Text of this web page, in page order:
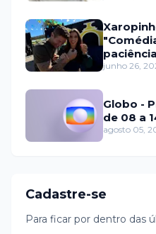
junho 26,
Globo -
de 08 a
agosto 05,
Cadastre-se
Para ficar por dentro das